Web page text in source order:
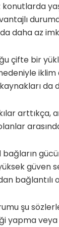
daha az
çifte bir
da
arttıkça,
bağların
güven
bağlantılı
şu
yapma veya